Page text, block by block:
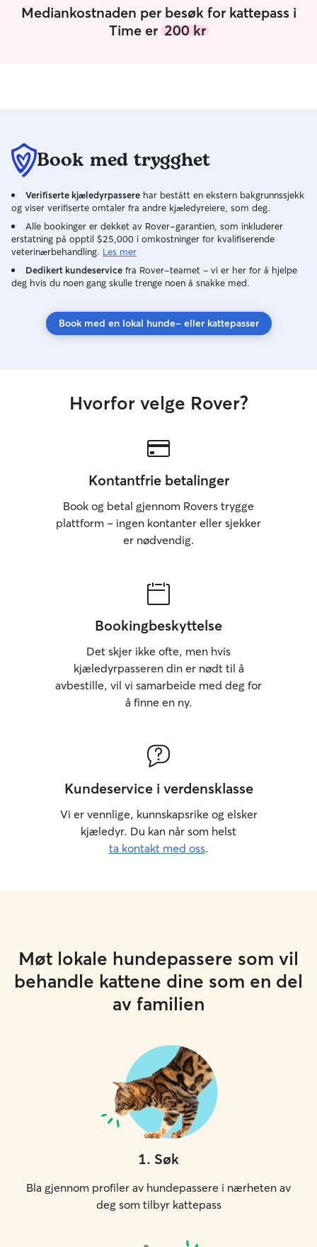
Utenom dette har jeg god fleksibilitet og
mye ledig tid til dyrepass og turgåing.
miljø og følge sine vanlige rutiner. Jeg
tilpasser meg alltid eierens ønsker og gjør
komfortabel og ivaretatt. Jeg sørger for
faste rutiner med mat, turer og hvile, og
gir både aktivitet, lek og ro etter behov.
Jeg er opptatt av at hunden/katten får
utløp for energi og får være «et dyr»
gjennom turer og lek tilpasset dens nivå.
Jeg er rolig og tålmodig i møte med nye
pålitelig med avtaler og holder eier
oppdatert med bilder og meldninger
dyrets individuelle behov, og tilpasser
Mediankostnaden per besøk for kattepass i
Time er 200 kr
Book med trygghet
Verifiserte kjæledyrpassere har bestått en ekstern bakgrunnssjekk
og viser verifiserte omtaler fra andre kjæledyreiere, som deg.
Alle bookinger er dekket av Rover-garantien, som inkluderer
erstatning på opptil $25,000 i omkostninger for kvalifiserende
veterinærbehandling. Les mer
Dedikert kundeservice fra Rover-teamet – vi er her for å hjelpe
deg hvis du noen gang skulle trenge noen å snakke med.
Book med en lokal hunde- eller kattepasser
Hvorfor velge Rover?
Kontantfrie betalinger
Book og betal gjennom Rovers trygge
plattform – ingen kontanter eller sjekker
er nødvendig.
Bookingbeskyttelse
Det skjer ikke ofte, men hvis
kjæledyrpasseren din er nødt til å
avbestille, vil vi samarbeide med deg for
å finne en ny.
Kundeservice i verdensklasse
Vi er vennlige, kunnskapsrike og elsker
kjæledyr. Du kan når som helst
ta kontakt med oss.
Møt lokale hundepassere som vil
behandle kattene dine som en del
av familien
1. Søk
Bla gjennom profiler av hundepassere i nærheten av
deg som tilbyr kattepass